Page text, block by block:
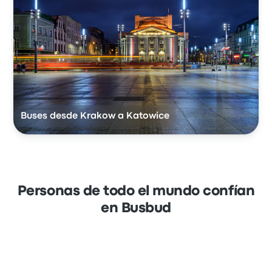
Buses desde Krakow a Katowice
Personas de todo el mundo confían
en Busbud